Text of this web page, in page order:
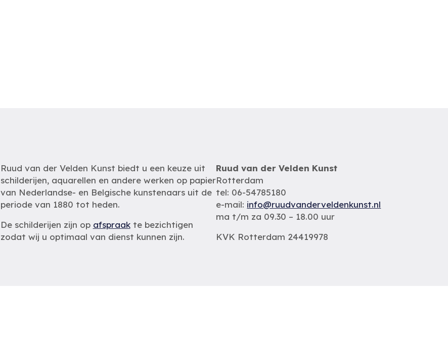
Ruud van der Velden Kunst biedt u een keuze uit
schilderijen, aquarellen en andere werken op papier
van Nederlandse- en Belgische kunstenaars uit de
periode van 1880 tot heden.
De schilderijen zijn op afspraakte bezichtigen
zodat wij u optimaal van dienst kunnen zijn.
Ruud van der Velden Kunst
Rotterdam
tel: 06-54785180
e-mail: info@ruudvanderveldenkunst.nl
ma t/m za 09.30 – 18.00 uur
KVK Rotterdam 24419978